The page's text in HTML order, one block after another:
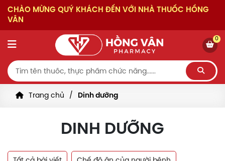
CHÀO MỪNG QUÝ KHÁCH ĐẾN VỚI NHÀ THUỐC HỒNG
VÂN
0
Trang chủ Dinh dưỡng
DINH DƯỠNG